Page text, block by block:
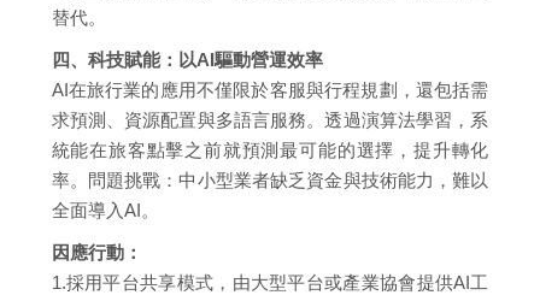
替代。
四、科技賦能：以AI驅動營運效率
AI在旅行業的應用不僅限於客服與行程規劃，還包括需
求預測、資源配置與多語言服務。透過演算法學習，系
統能在旅客點擊之前就預測最可能的選擇，提升轉化
率。問題挑戰：中小型業者缺乏資金與技術能力，難以
全面導入AI。
因應行動：
1.採用平台共享模式，由大型平台或產業協會提供AI工